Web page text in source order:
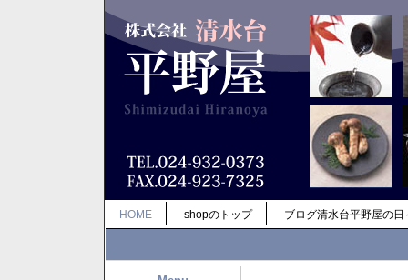
HOME shopのトップ ブログ清水台平野屋の日